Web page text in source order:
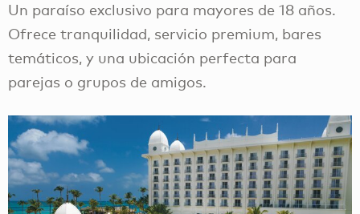
Un paraíso exclusivo para mayores de 18 años.
Ofrece tranquilidad, servicio premium, bares
temáticos, y una ubicación perfecta para
parejas o grupos de amigos.